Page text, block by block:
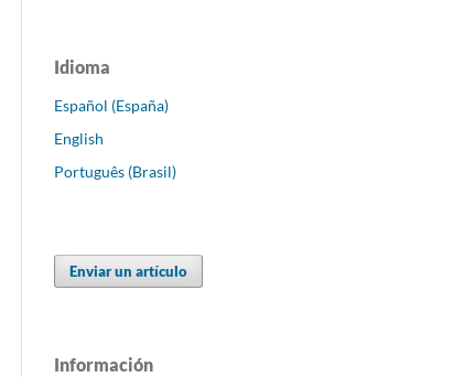
Idioma
Español (España)
English
Português (Brasil)
Enviar un artículo
Información